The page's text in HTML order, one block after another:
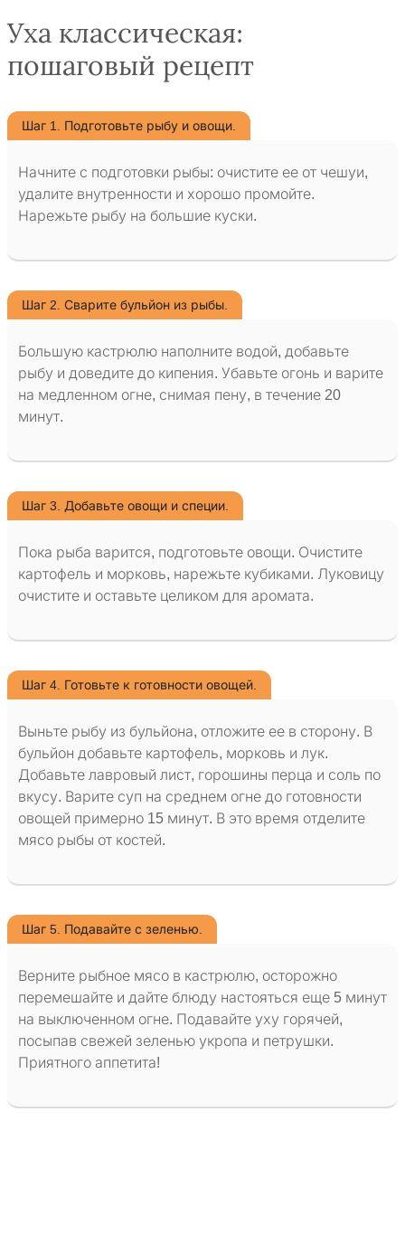
Уха классическая:
пошаговый рецепт
Шаг 1. Подготовьте рыбу и овощи.
Начните с подготовки рыбы: очистите ее от чешуи,
удалите внутренности и хорошо промойте.
Нарежьте рыбу на большие куски.
Шаг 2. Сварите бульйон из рыбы.
Большую кастрюлю наполните водой, добавьте
рыбу и доведите до кипения. Убавьте огонь и варите
на медленном огне, снимая пену, в течение 20
минут.
Шаг 3. Добавьте овощи и специи.
Пока рыба варится, подготовьте овощи. Очистите
картофель и морковь, нарежьте кубиками. Луковицу
очистите и оставьте целиком для аромата.
Шаг 4. Готовьте к готовности овощей.
Выньте рыбу из бульйона, отложите ее в сторону. В
бульйон добавьте картофель, морковь и лук.
Добавьте лавровый лист, горошины перца и соль по
вкусу. Варите суп на среднем огне до готовности
овощей примерно 15 минут. В это время отделите
мясо рыбы от костей.
Шаг 5. Подавайте с зеленью.
Верните рыбное мясо в кастрюлю, осторожно
перемешайте и дайте блюду настояться еще 5 минут
на выключенном огне. Подавайте уху горячей,
посыпав свежей зеленью укропа и петрушки.
Приятного аппетита!